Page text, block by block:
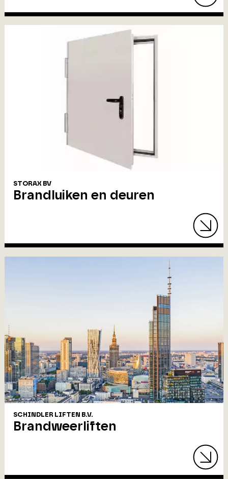
STORAX BV
Brandluiken en deuren
SCHINDLER LIFTEN B.V.
Brandweerliften